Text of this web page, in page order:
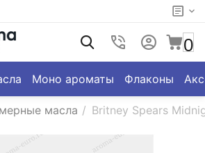
0
Моно ароматы Флаконы
масла / Britney Spears